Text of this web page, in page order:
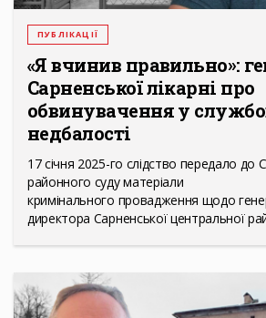
ПУБЛІКАЦІЇ
«Я вчинив правильно»:
Сарненської лікарні про
обвинувачення у
недбалості
17 січня 2025-го слідство передало до
районного суду матеріали
кримінального провадження щодо
директора Сарненської центральної